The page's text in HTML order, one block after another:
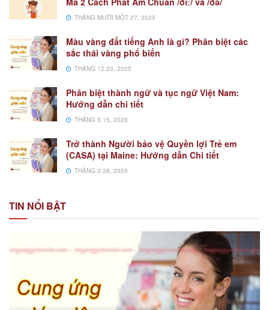
THÁNG MƯỜI MỘT 27, 2025
Màu vàng đất tiếng Anh là gì? Phân biệt các
sắc thái vàng phổ biến
THÁNG 12 23, 2025
Phân biệt thành ngữ và tục ngữ Việt Nam:
Hướng dẫn chi tiết
THÁNG 3 15, 2026
Trở thành Người bảo vệ Quyền lợi Trẻ em
(CASA) tại Maine: Hướng dẫn Chi tiết
THÁNG 3 28, 2026
TIN NỔI BẬT